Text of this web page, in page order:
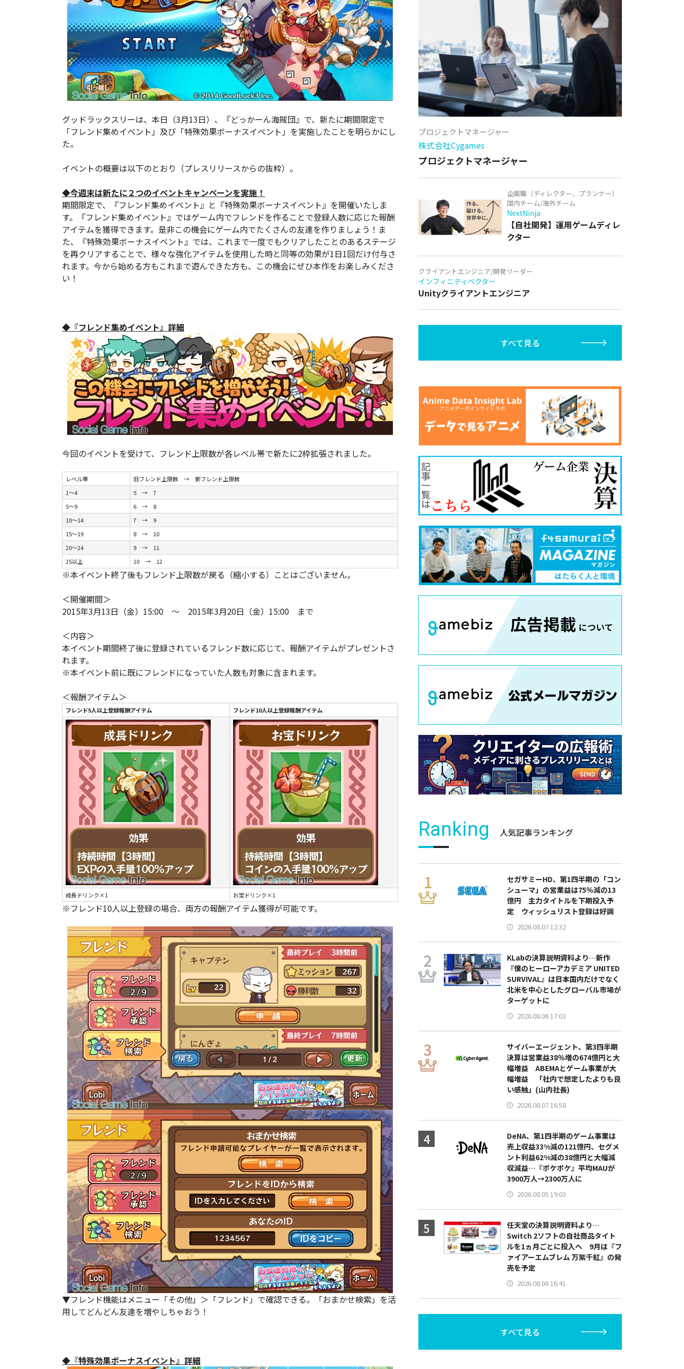
グッドラックスリーは、本日（3月13日）、『どっかーん海賊団』で、新たに期間限定で
「フレンド集めイベント」及び「特殊効果ボーナスイベント」を実施したことを明らかにし
た。
イベントの概要は以下のとおり（プレスリリースからの抜粋）。
◆今週末は新たに２つのイベントキャンペーンを実施！
期間限定で、『フレンド集めイベント』と『特殊効果ボーナスイベント』を開催いたしま
す。『フレンド集めイベント』ではゲーム内でフレンドを作ることで登録人数に応じた報酬
アイテムを獲得できます。是非この機会にゲーム内でたくさんの友達を作りましょう！ま
た、『特殊効果ボーナスイベント』では、これまで一度でもクリアしたことのあるステージ
を再クリアすることで、様々な強化アイテムを使用した時と同等の効果が1日1回だけ付与さ
れます。今から始める方もこれまで遊んできた方も、この機会にぜひ本作をお楽しみくださ
い！
◆『フレンド集めイベント』詳細
今回のイベントを受けて、フレンド上限数が各レベル帯で新たに2枠拡張されました。
レベル帯
旧フレンド上限数 → 新フレンド上限数
1～4
5 → 7
5～9
6 → 8
10～14
7 → 9
15～19
8 → 10
20～24
9 → 11
25以上
10 → 12
※本イベント終了後もフレンド上限数が戻る（縮小する）ことはございません。
＜開催期間＞
2015年3月13日（金）15:00 ～ 2015年3月20日（金）15:00 まで
＜内容＞
本イベント期間終了後に登録されているフレンド数に応じて、報酬アイテムがプレゼントさ
れます。
※本イベント前に既にフレンドになっていた人数も対象に含まれます。
＜報酬アイテム＞
フレンド5人以上登録報酬アイテム フレンド10人以上登録報酬アイテム
成長ドリンク×1 お宝ドリンク×1
※フレンド10人以上登録の場合、両方の報酬アイテム獲得が可能です。
▼フレンド機能はメニュー「その他」＞「フレンド」で確認できる。「おまかせ検索」を活
用してどんどん友達を増やしちゃおう！
◆『特殊効果ボーナスイベント』詳細
プロジェクトマネージャー
株式会社Cygames
プロジェクトマネージャー
企画職（ディレクター、プランナー）
国内チーム/海外チーム
NextNinja
【自社開発】運用ゲームディレ
クター
クライアントエンジニア/開発リーダー
インフィニティベクター
Unityクライアントエンジニア
すべて見る
Ranking 人気記事ランキング
セガサミーHD、第1四半期の「コン
シューマ」の営業益は75％減の13
億円 主力タイトルを下期投入予
定 ウィッシュリスト登録は好調
2026.08.07 12:32
KLabの決算説明資料より…新作
『僕のヒーローアカデミア UNITED
SURVIVAL』は日本国内だけでなく
北米を中心としたグローバル市場が
ターゲットに
2026.08.06 17:03
サイバーエージェント、第3四半期
決算は営業益38％増の674億円と大
幅増益 ABEMAとゲーム事業が大
幅増益 「社内で想定したよりも良
い感触」(山内社長)
2026.08.07 16:58
DeNA、第1四半期のゲーム事業は
売上収益33%減の121億円、セグメ
ント利益62%減の38億円と大幅減
収減益…『ポケポケ』平均MAUが
3900万人→2300万人に
2026.08.05 19:03
任天堂の決算説明資料より…
Switch 2ソフトの自社商品タイト
ルを1ヵ月ごとに投入へ 9月は『フ
ァイアーエムブレム 万紫千紅』の発
売を予定
2026.08.06 16:41
すべて見る